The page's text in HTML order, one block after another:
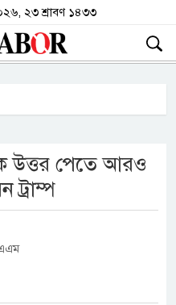
২৩ শ্রাবণ ১৪৩৩
উত্তর পেতে আরও
ট্রাম্প